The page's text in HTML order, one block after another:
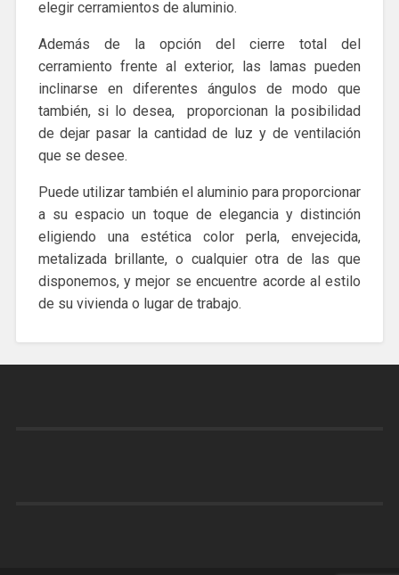
elegir cerramientos de aluminio.
Además de la opción del cierre total del
cerramiento frente al exterior, las lamas pueden
inclinarse en diferentes ángulos de modo que
también, si lo desea, proporcionan la posibilidad
de dejar pasar la cantidad de luz y de ventilación
que se desee.
Puede utilizar también el aluminio para proporcionar
a su espacio un toque de elegancia y distinción
eligiendo una estética color perla, envejecida,
metalizada brillante, o cualquier otra de las que
disponemos, y mejor se encuentre acorde al estilo
de su vivienda o lugar de trabajo.